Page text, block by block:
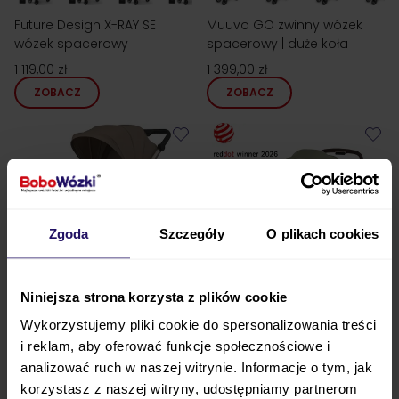
Zgoda Szczegóły O plikach cookies
Niniejsza strona korzysta z plików cookie
Wykorzystujemy pliki cookie do spersonalizowania treści
i reklam, aby oferować funkcje społecznościowe i
analizować ruch w naszej witrynie. Informacje o tym, jak
korzystasz z naszej witryny, udostępniamy partnerom
Future Design X-RAY SE
wózek spacerowy
1 119,00 zł
ZOBACZ
Muuvo GO zwinny wózek
spacerowy | duże koła
1 399,00 zł
ZOBACZ
Espiro PEARL wózek
spacerowy
Cybex MIOS 4.0 STYLE wózek
spacerowy